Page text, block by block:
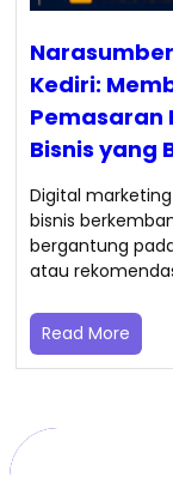
Kediri:
Pemasaran
Bisnis yang
Digital
bisnis
bergantung
atau
Read More